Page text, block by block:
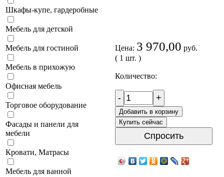
Шкафы-купе, гардеробные
Мебель для детской
Мебель для гостиной
Мебель в прихожую
Офисная мебель
Торговое оборудование
Фасады и панели для
мебели
Кровати, Матрасы
Мебель для ванной
Цена: 3 970,00 руб.
( 1 шт. )
Количество:
- +
Добавить в корзину
Купить сейчас
Спросить